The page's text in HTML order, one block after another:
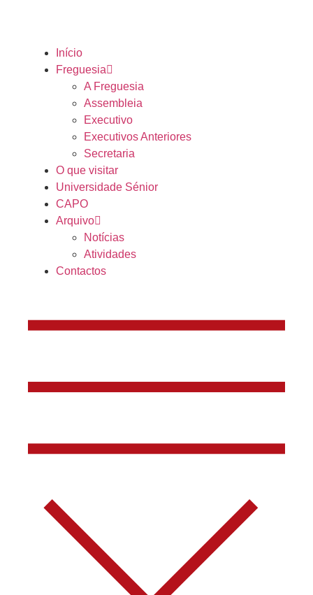
Início
Freguesia
A Freguesia
Assembleia
Executivo
Executivos Anteriores
Secretaria
O que visitar
Universidade Sénior
CAPO
Arquivo
Notícias
Atividades
Contactos